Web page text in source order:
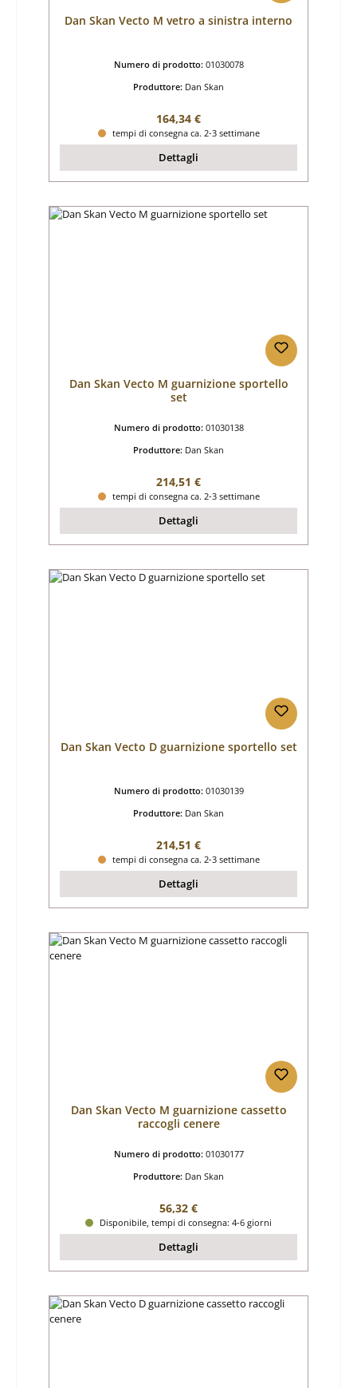
Dan Skan Vecto M vetro a sinistra interno
Numero di prodotto: 01030078
Produttore: Dan Skan
Prezzo normale:
164,34 €
tempi di consegna ca. 2-3 settimane
Dettagli
Dan Skan Vecto M guarnizione sportello
set
Numero di prodotto: 01030138
Produttore: Dan Skan
Prezzo normale:
214,51 €
tempi di consegna ca. 2-3 settimane
Dettagli
Dan Skan Vecto D guarnizione sportello set
Numero di prodotto: 01030139
Produttore: Dan Skan
Prezzo normale:
214,51 €
tempi di consegna ca. 2-3 settimane
Dettagli
Dan Skan Vecto M guarnizione cassetto
raccogli cenere
Numero di prodotto: 01030177
Produttore: Dan Skan
Prezzo normale:
56,32 €
Disponibile, tempi di consegna: 4-6 giorni
Dettagli